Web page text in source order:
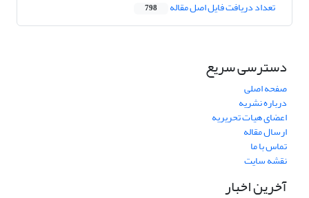
تعداد دریافت فایل اصل مقاله 798
دسترسی سریع
صفحه اصلی
درباره نشریه
اعضای هیات تحریریه
ارسال مقاله
تماس با ما
نقشه سایت
آخرین اخبار